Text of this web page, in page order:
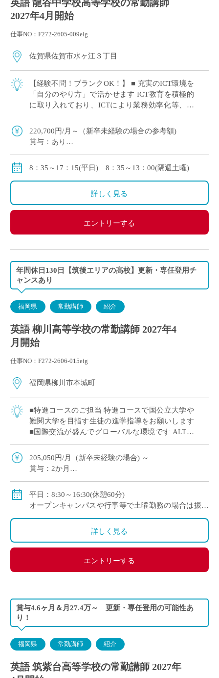
英語 龍谷中学校高等学校の常勤講師
2027年4月開始
仕事NO：F272-2605-009eig
佐賀県佐賀市水ヶ江３丁目
【経験不問！ブランクOK！】 ■ 充実のICT環境を
「自分のやり方」で活かせます ICT教育を積極的
に取り入れており、ICTにより業務効率化等、先
生方の授業やテストの負担を減らす取り組みをし
ています。 「最新の設備を使い […]
220,700円/月～（新卒未経験の場合の参考額)
賞与：あり
手当：調整、通勤、住宅、扶養
保険：私学共済 社会保険、労災保険、雇用保険、退
◇モデル年収
30歳の場合：約4,700,000円/年
8：35～17：15(平日) 8：35～13：00(隔週土曜)
詳しく見る
エントリーする
年間休日130日【筑後エリアの高校】更新・専任登用チ
ャンスあり
福岡県 常勤講師 紹介
英語 柳川高等学校の常勤講師 2027年4
月開始
仕事NO：F272-2606-015eig
福岡県柳川市本城町
■特進コースのご担当 特進コースで国公立大学や
難関大学を目指す生徒の進学指導をお願いします
■国際交流が盛んでグローバルな環境です ALTを
複数配置、留学生も多く受け入れておりグローバ
ルな環境で活躍したい方にピッタリ 異 […]
205,050円/月（新卒未経験の場合) ～
賞与：2か月
保険：私学共済 社会保険、労災保険、雇用保険
手当：扶養手当
45歳：約430,000円
55歳：約530,000円
平日：8:30～16:30(休憩60分)
オープンキャンパスや行事等で土曜勤務の場合は振替
休日
詳しく見る
エントリーする
賞与4.6ヶ月＆月27.4万～ 更新・専任登用の可能性あ
り！
福岡県 常勤講師 紹介
英語 筑紫台高等学校の常勤講師 2027年